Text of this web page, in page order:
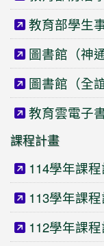
教育部學生
圖書館（神通
圖書館（全誼
教育雲電子
課程計畫
114學年課
113學年課
112學年課